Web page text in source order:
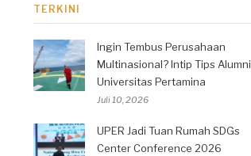
TERKINI
Ingin Tembus Perusahaan
Multinasional? Intip Tips Alumni
Universitas Pertamina
Juli 10, 2026
UPER Jadi Tuan Rumah SDGs
Center Conference 2026